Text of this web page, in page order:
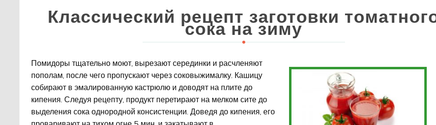
Классический рецепт заготовки
сока на зиму
Помидоры тщательно моют, вырезают серединки и расчленяют
пополам, после чего пропускают через соковыжималку. Кашицу
собирают в эмалированную кастрюлю и доводят на плите до
кипения. Следуя рецепту, продукт перетирают на мелком сите до
выделения сока однородной консистенции. Доведя до кипения, его